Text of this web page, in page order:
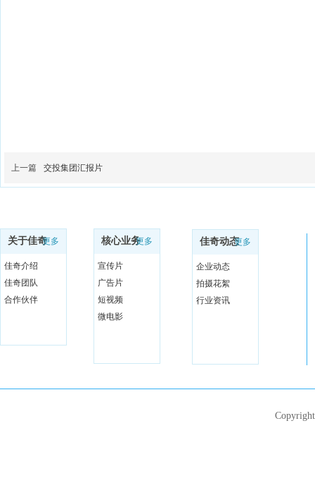
上一篇 交投集团汇报片
关于佳奇更多
佳奇介绍
佳奇团队
合作伙伴
核心业务更多
宣传片
广告片
短视频
微电影
佳奇动态更多
企业动态
拍摄花絮
行业资讯